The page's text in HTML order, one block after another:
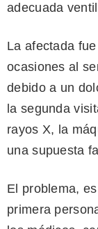
adecuada
La afectada
ocasiones al
debido a un
la segunda
rayos X, la
una supuesta
El problema,
primera